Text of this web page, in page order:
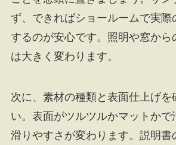
ず、できればショールームで実際
するのが安心です。照明や窓から
は大きく変わります。
次に、素材の種類と表面仕上げを
い。表面がツルツルかマットかで
滑りやすさが変わります。説明書